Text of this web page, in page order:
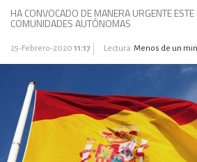
HA CONVOCADO DE MANERA URGENTE
COMUNIDADES AUTÓNOMAS
25-Febrero-2020 11:17 Lectura: Menos de un